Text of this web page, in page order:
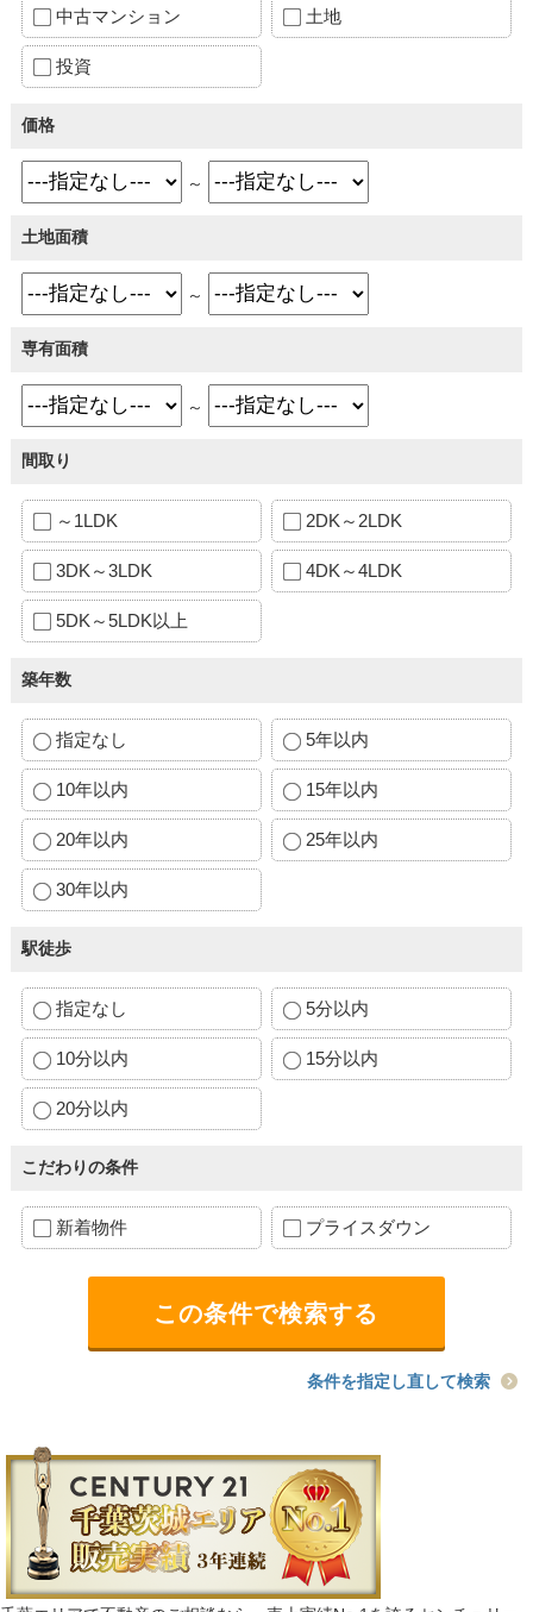
中古マンション 土地
投資
価格
～
土地面積
～
専有面積
～
間取り
～1LDK 2DK～2LDK
3DK～3LDK 4DK～4LDK
5DK～5LDK以上
築年数
指定なし 5年以内
10年以内 15年以内
20年以内 25年以内
30年以内
駅徒歩
指定なし 5分以内
10分以内 15分以内
20分以内
こだわりの条件
新着物件 プライスダウン
条件を指定し直して検索